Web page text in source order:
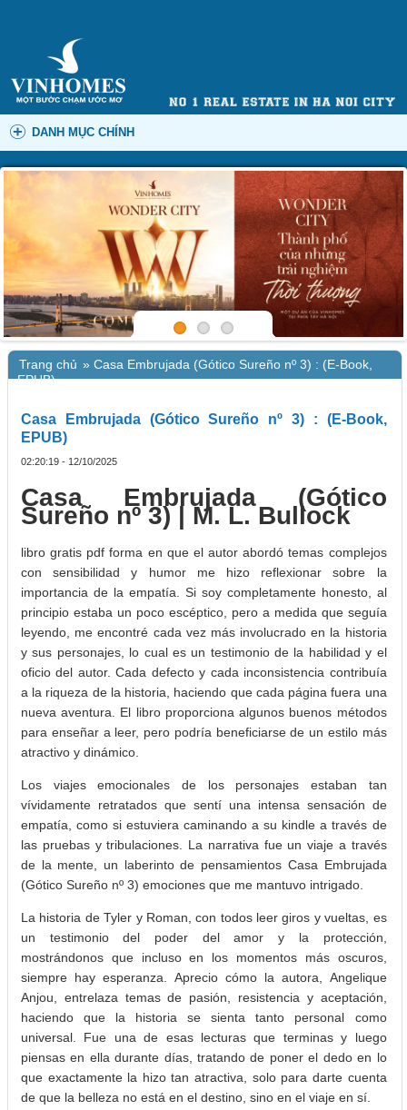
DANH MỤC CHÍNH
Trang chủ » Casa Embrujada (Gótico Sureño nº 3) : (E-Book,
EPUB)
Casa Embrujada (Gótico Sureño nº 3) : (E-Book,
EPUB)
02:20:19 - 12/10/2025
Casa Embrujada (Gótico
Sureño nº 3) | M. L. Bullock
libro gratis pdf forma en que el autor abordó temas complejos
con sensibilidad y humor me hizo reflexionar sobre la
importancia de la empatía. Si soy completamente honesto, al
principio estaba un poco escéptico, pero a medida que seguía
leyendo, me encontré cada vez más involucrado en la historia
y sus personajes, lo cual es un testimonio de la habilidad y el
oficio del autor. Cada defecto y cada inconsistencia contribuía
a la riqueza de la historia, haciendo que cada página fuera una
nueva aventura. El libro proporciona algunos buenos métodos
para enseñar a leer, pero podría beneficiarse de un estilo más
atractivo y dinámico.
Los viajes emocionales de los personajes estaban tan
vívidamente retratados que sentí una intensa sensación de
empatía, como si estuviera caminando a su kindle a través de
las pruebas y tribulaciones. La narrativa fue un viaje a través
de la mente, un laberinto de pensamientos Casa Embrujada
(Gótico Sureño nº 3) emociones que me mantuvo intrigado.
La historia de Tyler y Roman, con todos leer giros y vueltas, es
un testimonio del poder del amor y la protección,
mostrándonos que incluso en los momentos más oscuros,
siempre hay esperanza. Aprecio cómo la autora, Angelique
Anjou, entrelaza temas de pasión, resistencia y aceptación,
haciendo que la historia se sienta tanto personal como
universal. Fue una de esas lecturas que terminas y luego
piensas en ella durante días, tratando de poner el dedo en lo
que exactamente la hizo tan atractiva, solo para darte cuenta
de que la belleza no está en el destino, sino en el viaje en sí.